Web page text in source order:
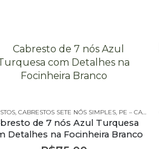
, CABRESTOS SETE NÓS SIMPLES, PE – CABRESTOS
de 7 nós Azul Turquesa
Detalhes na Focinheira Branco